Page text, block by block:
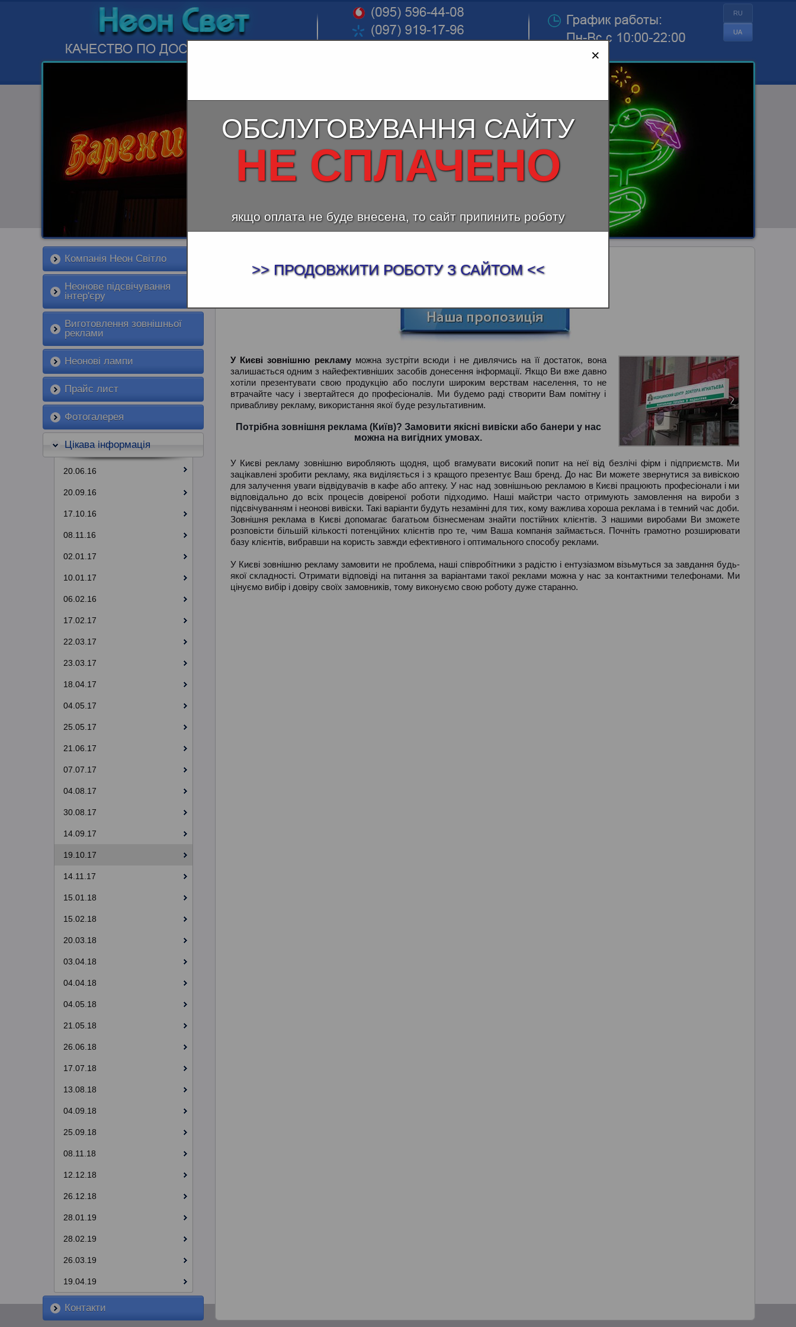
RU
UA
Компанія Неон Світло
Неонове підсвічування
інтер'єру
Виготовлення зовнішньої
реклами
Неонові лампи
Прайс лист
Фотогалерея
Цікава інформація
20.06.16
20.09.16
17.10.16
08.11.16
02.01.17
10.01.17
06.02.16
17.02.17
22.03.17
23.03.17
18.04.17
04.05.17
25.05.17
21.06.17
07.07.17
04.08.17
30.08.17
14.09.17
19.10.17
14.11.17
15.01.18
15.02.18
20.03.18
03.04.18
04.04.18
04.05.18
21.05.18
26.06.18
17.07.18
13.08.18
04.09.18
25.09.18
08.11.18
12.12.18
26.12.18
28.01.19
28.02.19
26.03.19
19.04.19
Контакти
ЗОВНІШНЯ РЕКЛАМА (КИЇВ)
У Києві зовнішню рекламу можна зустріти всюди і не дивлячись на її достаток, вона
залишається одним з найефективніших засобів донесення інформації. Якщо Ви вже давно
хотіли презентувати свою продукцію або послуги широким верствам населення, то не
втрачайте часу і звертайтеся до професіоналів. Ми будемо раді створити Вам помітну і
привабливу рекламу, використання якої буде результативним.
Потрібна зовнішня реклама (Київ)? Замовити якісні вивіски або банери у нас
можна на вигідних умовах.
У Києві рекламу зовнішню виробляють щодня, щоб вгамувати високий попит на неї від безлічі фірм і підприємств. Ми
зацікавлені зробити рекламу, яка виділяється і з кращого презентує Ваш бренд. До нас Ви можете звернутися за вивіскою
для залучення уваги відвідувачів в кафе або аптеку. У нас над зовнішньою рекламою в Києві працюють професіонали і ми
відповідально до всіх процесів довіреної роботи підходимо. Наші майстри часто отримують замовлення на вироби з
підсвічуванням і неонові вивіски. Такі варіанти будуть незамінні для тих, кому важлива хороша реклама і в темний час доби.
Зовнішня реклама в Києві допомагає багатьом бізнесменам знайти постійних клієнтів. З нашими виробами Ви зможете
розповісти більшій кількості потенційних клієнтів про те, чим Ваша компанія займається. Почніть грамотно розширювати
базу клієнтів, вибравши на користь завжди ефективного і оптимального способу реклами.
У Києві зовнішню рекламу замовити не проблема, наші співробітники з радістю і ентузіазмом візьмуться за завдання будь-
якої складності. Отримати відповіді на питання за варіантами такої реклами можна у нас за контактними телефонами. Ми
цінуємо вибір і довіру своїх замовників, тому виконуємо свою роботу дуже старанно.
×
ОБСЛУГОВУВАННЯ САЙТУ
НЕ СПЛАЧЕНО
якщо оплата не буде внесена, то сайт припинить роботу
>> ПРОДОВЖИТИ РОБОТУ З САЙТОМ <<